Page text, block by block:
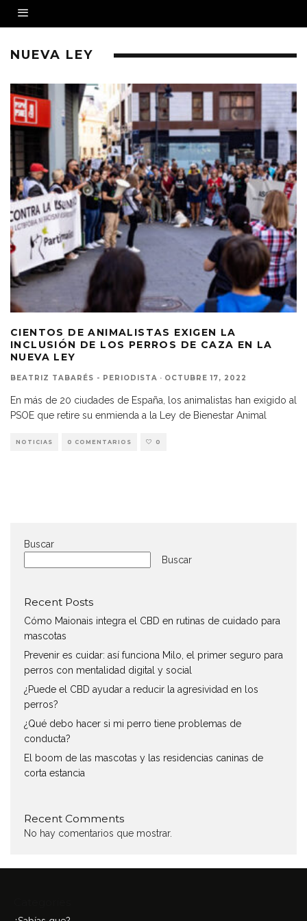
NUEVA LEY
CIENTOS DE ANIMALISTAS EXIGEN LA
INCLUSIÓN DE LOS PERROS DE CAZA EN LA
NUEVA LEY
BEATRIZ TABARÉS - PERIODISTA · OCTUBRE 17, 2022
En más de 20 ciudades de España, los animalistas han exigido al
PSOE que retire su enmienda a la Ley de Bienestar Animal
NOTICIAS 0 COMENTARIOS 0
Buscar
Buscar
Recent Posts
Cómo Maionais integra el CBD en rutinas de cuidado para
mascotas
Prevenir es cuidar: así funciona Milo, el primer seguro para
perros con mentalidad digital y social
¿Puede el CBD ayudar a reducir la agresividad en los
perros?
¿Qué debo hacer si mi perro tiene problemas de
conducta?
El boom de las mascotas y las residencias caninas de
corta estancia
Recent Comments
No hay comentarios que mostrar.